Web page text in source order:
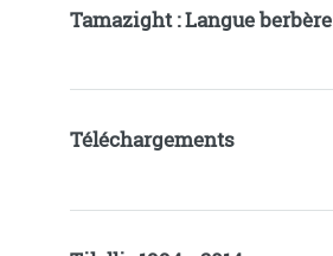
Tamazight : Langue berbère
Téléchargements